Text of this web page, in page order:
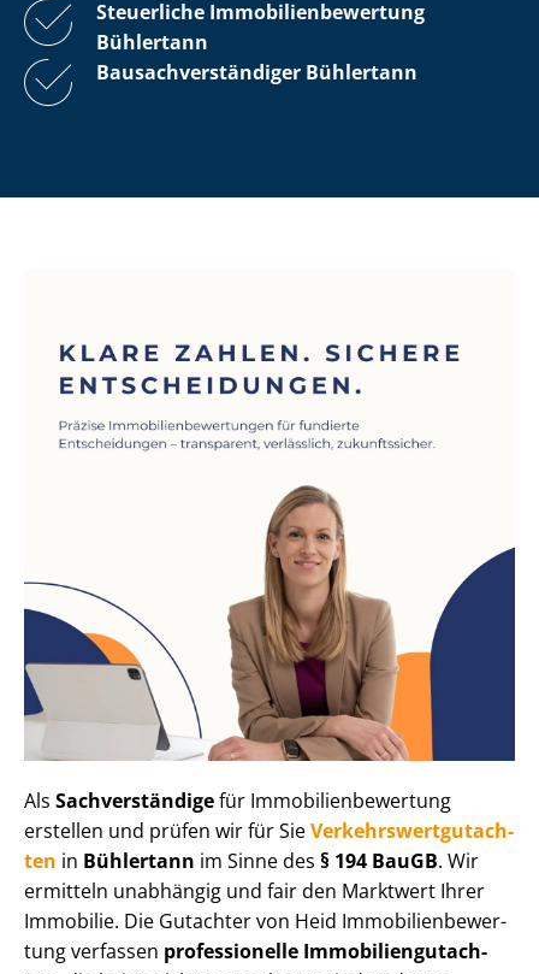
Steuerliche Im­mo­bi­li­en­be­wer­tung
Bühlertann
Bau­sach­ver­stän­di­ger Bühlertann
Als Sachverständigefür Im­mo­bi­li­en­be­wer­tung
erstellen und prüfen wir für SieVer­kehrs­wert­gut­ach­
ten in Bühlertann im Sinne des § 194 BauGB. Wir
ermitteln unabhängig und fair den Marktwert Ihrer
Immobilie. Die Gutachter von Heid Im­mo­bi­li­en­be­wer­
tung verfassen professionelle Im­mo­bi­li­en­gut­ach­